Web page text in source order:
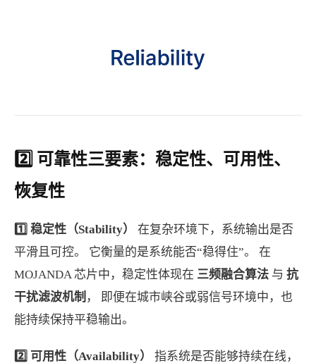
2️⃣ 可靠性三要素：稳定性、可用性、
恢复性
1️⃣ 稳定性（Stability）
在复杂环境下，系统输出是否
平滑且可控。 它衡量的是系统能否“稳得住”。 在
MOJANDA 芯片中，稳定性体现在 三频融合算法 与 抗
干扰滤波机制 ， 即便在城市峡谷或弱信号环境中，也
能持续保持平稳输出。
2️⃣ 可用性（Availability） 指系统是否能够持续在线，